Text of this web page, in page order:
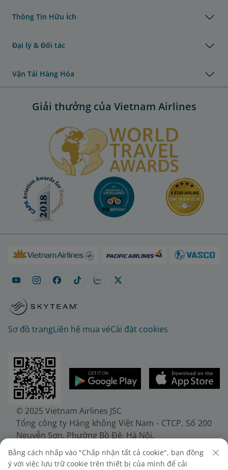
Thông Tin Hữu Ích
Đại lý & Đối tác
Vận Tải Hàng Hóa
Giải thưởng của Vietnam Airlines
Sơ đồ trangLiên hệ mua véCài đặt cookies
© 2025 Vietnam Airlines JSC
Tổng công ty Hàng không Việt Nam - CTCP. Số 200
Nguyễn Sơn, Phường Bồ Đề, Hà Nội.
Điện thoại: (+84-24) 38272289. Fax: (+84-24)
38722375
Bằng cách nhấp vào "Chấp nhận tất cả cookie", bạn đồng
ý với việc lưu trữ cookie trên thiết bị của mình để cải